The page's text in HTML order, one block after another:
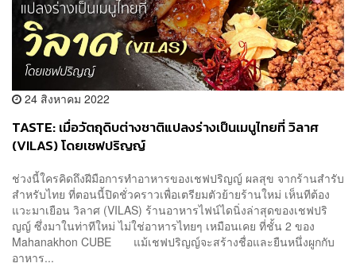
24 สิงหาคม 2022
TASTE: เมื่อวัตถุดิบต่างชาติแปลงร่างเป็นเมนูไทยที่ วิลาศ
(VILAS) โดยเชฟปริญญ์
ช่วงนี้ใครคิดถึงฝีมือการทำอาหารของเชฟปริญญ์ ผลสุข จากร้านสำรับ
สำหรับไทย ที่ตอนนี้ปิดชั่วคราวเพื่อเตรียมตัวย้ายร้านใหม่ เห็นทีต้อง
แวะมาเยือน วิลาศ (VILAS) ร้านอาหารไฟน์ไดนิ่งล่าสุดของเชฟปริ
ญญ์ ซึ่งมาในท่าทีใหม่ ไม่ใช่อาหารไทยๆ เหมือนเคย ที่ชั้น 2 ของ
Mahanakhon CUBE แม้เชฟปริญญ์จะสร้างชื่อและยืนหนึ่งผูกกับ
อาหาร...